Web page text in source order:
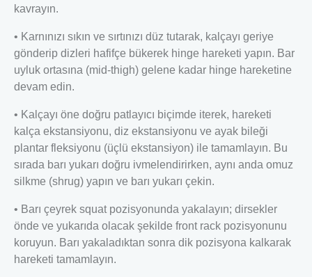
kavrayın.
• Karnınızı sıkın ve sırtınızı düz tutarak, kalçayı geriye
gönderip dizleri hafifçe bükerek hinge hareketi yapın. Bar
uyluk ortasına (mid-thigh) gelene kadar hinge hareketine
devam edin.
• Kalçayı öne doğru patlayıcı biçimde iterek, hareketi
kalça ekstansiyonu, diz ekstansiyonu ve ayak bileği
plantar fleksiyonu (üçlü ekstansiyon) ile tamamlayın. Bu
sırada barı yukarı doğru ivmelendirirken, aynı anda omuz
silkme (shrug) yapın ve barı yukarı çekin.
• Barı çeyrek squat pozisyonunda yakalayın; dirsekler
önde ve yukarıda olacak şekilde front rack pozisyonunu
koruyun. Barı yakaladıktan sonra dik pozisyona kalkarak
hareketi tamamlayın.